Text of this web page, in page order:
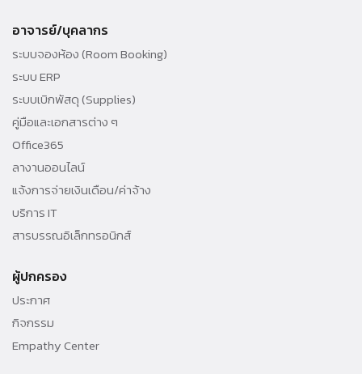
อาจารย์/บุคลากร
ระบบจองห้อง (Room Booking)
ระบบ ERP
ระบบเบิกพัสดุ (Supplies)
คู่มือและเอกสารต่าง ๆ
Office365
ลางานออนไลน์
แจ้งการจ่ายเงินเดือน/ค่าจ้าง
บริการ IT
สารบรรณอิเล็กทรอนิกส์
ผู้ปกครอง
ประกาศ
กิจกรรม
Empathy Center